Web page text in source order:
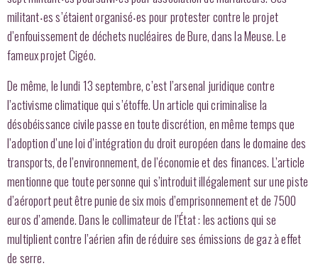
militant‧es s’étaient organisé‧es pour protester contre le projet
d’enfouissement de déchets nucléaires de Bure, dans la Meuse. Le
fameux projet Cigéo.
De même, le lundi 13 septembre, c’est l’arsenal juridique contre
l’activisme climatique qui s’étoffe. Un article qui criminalise la
désobéissance civile passe en toute discrétion, en même temps que
l’adoption d’une loi d’intégration du droit européen dans le domaine des
transports, de l’environnement, de l’économie et des finances. L’article
mentionne que toute personne qui s’introduit illégalement sur une piste
d’aéroport peut être punie de six mois d’emprisonnement et de 7500
euros d’amende. Dans le collimateur de l’État : les actions qui se
multiplient contre l’aérien afin de réduire ses émissions de gaz à effet
de serre.